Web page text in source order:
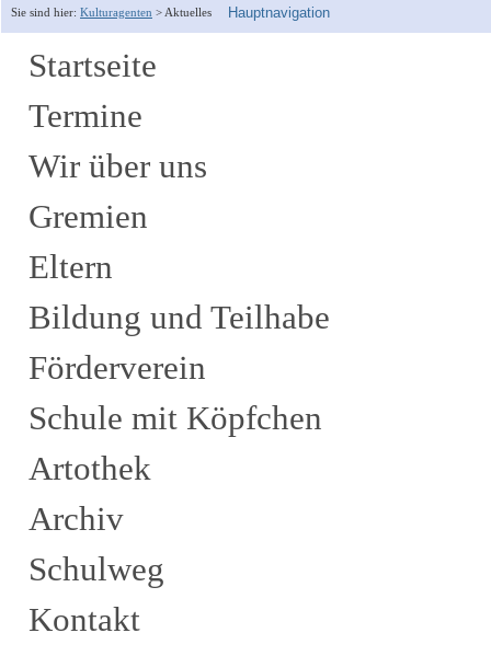
Sie sind hier: Kulturagenten > Aktuelles Hauptnavigation
Startseite
Termine
Wir über uns
Gremien
Eltern
Bildung und Teilhabe
Förderverein
Schule mit Köpfchen
Artothek
Archiv
Schulweg
Kontakt